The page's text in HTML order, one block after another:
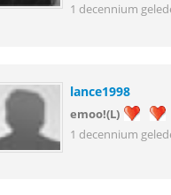
1 decennium
lance1998
emoo!(L)
1 decennium